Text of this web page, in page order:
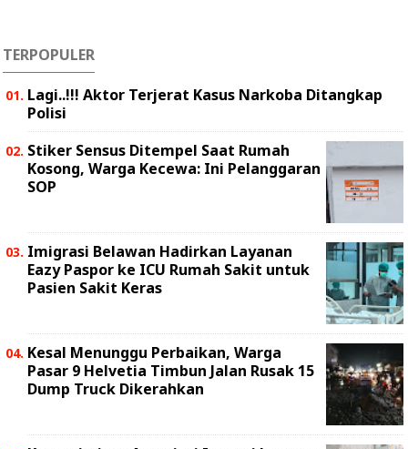
TERPOPULER
Lagi..!!! Aktor Terjerat Kasus Narkoba Ditangkap
Polisi
Stiker Sensus Ditempel Saat Rumah
Kosong, Warga Kecewa: Ini Pelanggaran
SOP
Imigrasi Belawan Hadirkan Layanan
Eazy Paspor ke ICU Rumah Sakit untuk
Pasien Sakit Keras
Kesal Menunggu Perbaikan, Warga
Pasar 9 Helvetia Timbun Jalan Rusak 15
Dump Truck Dikerahkan